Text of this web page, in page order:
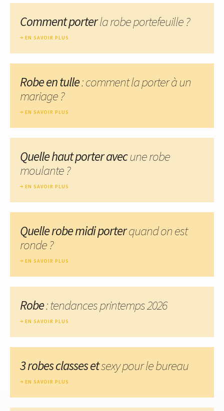
Comment porterla robe portefeuille ?
EN SAVOIR PLUS
Robe en tulle: comment la porter à un
mariage ?
EN SAVOIR PLUS
Quelle haut porter avecune robe
moulante ?
EN SAVOIR PLUS
Quelle robe midi porterquand on est
ronde ?
EN SAVOIR PLUS
Robe: tendances printemps 2026
EN SAVOIR PLUS
3 robes classes etsexy pour le bureau
EN SAVOIR PLUS